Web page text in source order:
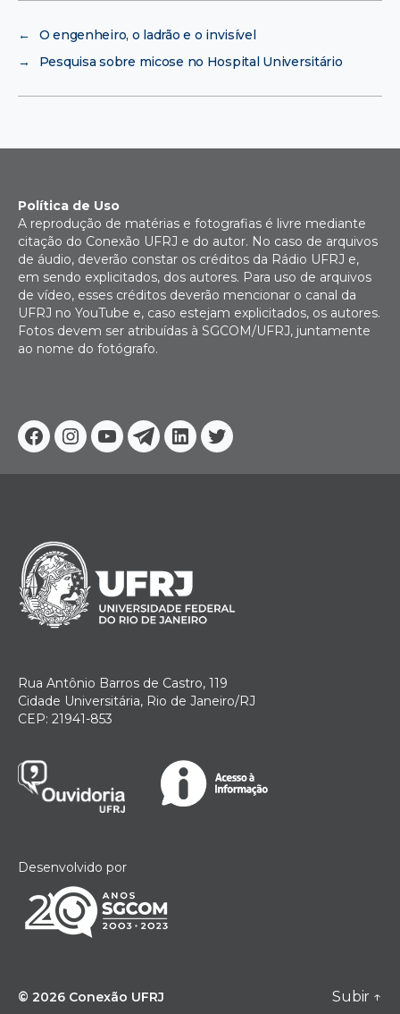
←
O engenheiro, o ladrão e o invisível
→
Pesquisa sobre micose no Hospital Universitário
Facebook
Instagram
YoutubeTelegram
Linkedin
Twitter
Política de Uso
A reprodução de matérias e fotografias é livre mediante
citação do Conexão UFRJ e do autor. No caso de arquivos
de áudio, deverão constar os créditos da Rádio UFRJ e,
em sendo explicitados, dos autores. Para uso de arquivos
de vídeo, esses créditos deverão mencionar o canal da
UFRJ no YouTube e, caso estejam explicitados, os autores.
Fotos devem ser atribuídas à SGCOM/UFRJ, juntamente
ao nome do fotógrafo.
Rua Antônio Barros de Castro, 119
Cidade Universitária, Rio de Janeiro/RJ
CEP: 21941-853
Desenvolvido por
© 2026 Conexão UFRJ Subir ↑